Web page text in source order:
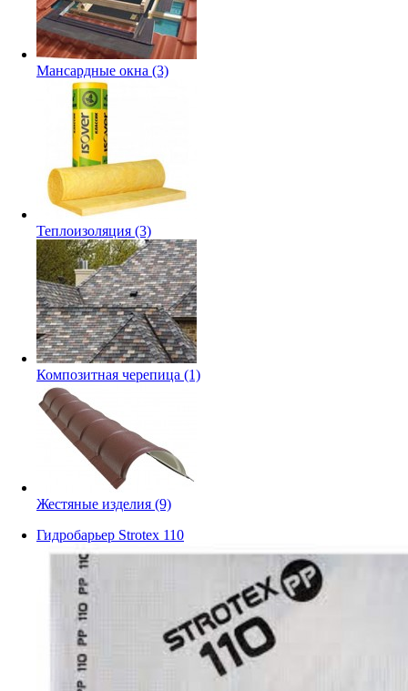
Мансардные окна (3)
Теплоизоляция (3)
Композитная черепица (1)
Жестяные изделия (9)
Гидробарьер Strotex 110